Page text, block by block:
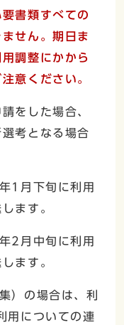
書類すべての
せん。期日ま
調整にかから
意ください。
をした場合、
考となる場合
1月下旬に利用
ます。
2月中旬に利用
ます。
）の場合は、利
用についての連